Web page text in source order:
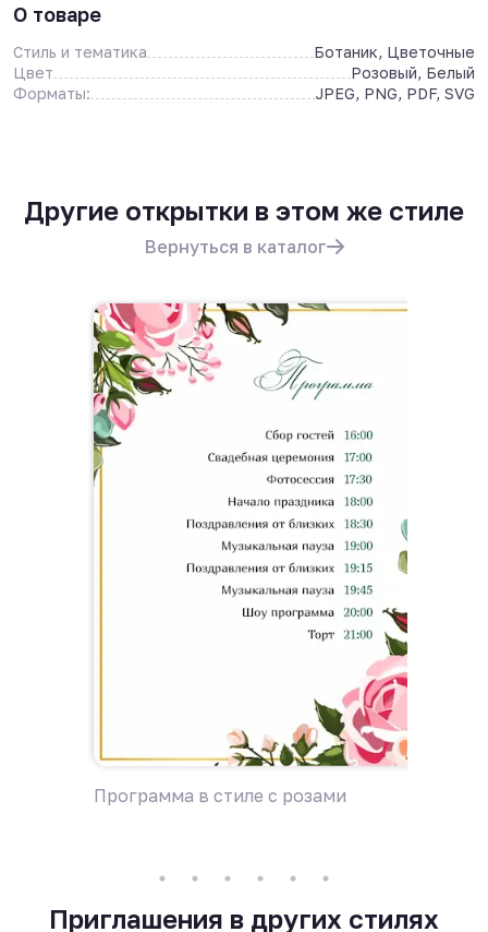
О товаре
Стиль и тематика
Ботаник, Цветочные
Цвет
Розовый, Белый
Форматы:
JPEG, PNG, PDF, SVG
Другие открытки в этом же стиле
Вернуться в каталог
Программа в стиле с розами
Приглашения в других стилях